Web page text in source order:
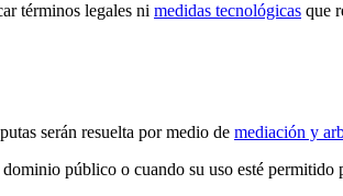
términos legales ni medidas tecnológicas que
serán resuelta por medio de mediación y
público o cuando su uso esté permitido